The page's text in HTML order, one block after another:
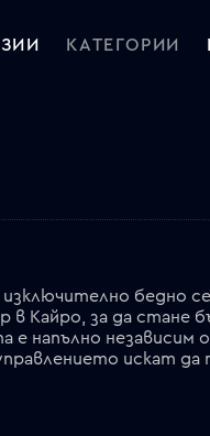
КАТЕГОРИИ
бедно
в Кайро, за да стане
е напълно независим